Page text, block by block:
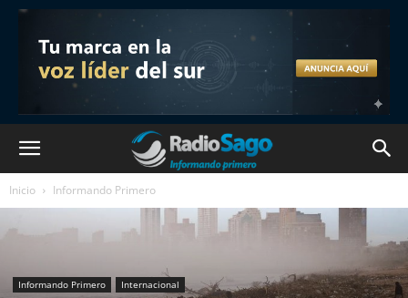
Inicio Informando Primero
Informando Primero Internacional